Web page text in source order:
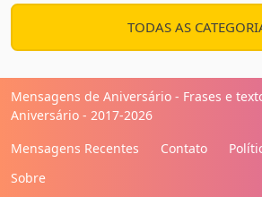
TODAS AS
Mensagens de Aniversário - Frases e
Aniversário - 2017-2026
Mensagens Recentes
Contato
Sobre